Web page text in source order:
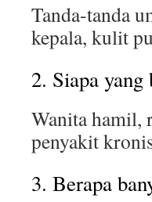
Tanda-tanda
kepala, kulit
2. Siapa
Wanita hamil,
penyakit
3. Berapa